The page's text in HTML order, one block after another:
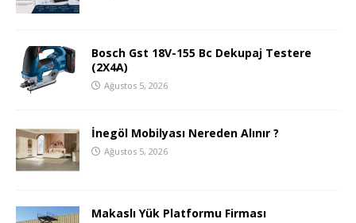
Bosch Gst 18V-155 Bc Dekupaj Testere
(2X4A)
Ağustos 5, 2026
İnegöl Mobilyası Nereden Alınır ?
Ağustos 5, 2026
Makaslı Yük Platformu Firması